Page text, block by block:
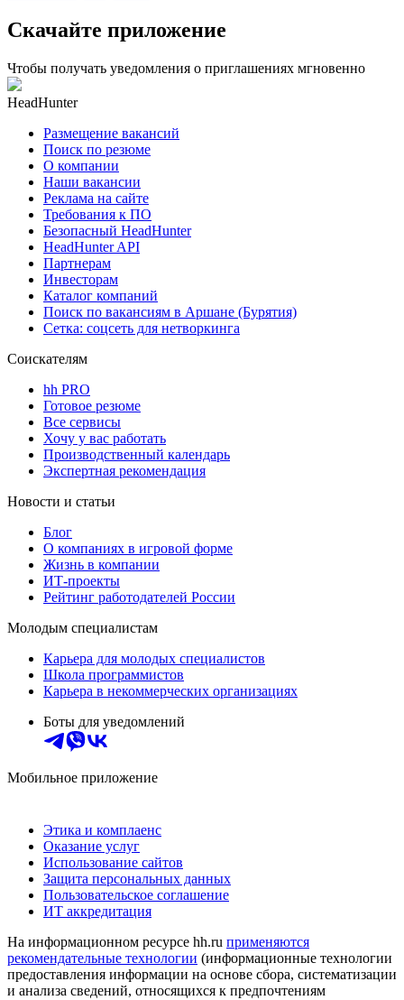
Скачайте приложение
Чтобы получать уведомления о приглашениях мгновенно
HeadHunter
Размещение вакансий
Поиск по резюме
О компании
Наши вакансии
Реклама на сайте
Требования к ПО
Безопасный HeadHunter
HeadHunter API
Партнерам
Инвесторам
Каталог компаний
Поиск по вакансиям в Аршане (Бурятия)
Сетка: соцсеть для нетворкинга
Соискателям
hh PRO
Готовое резюме
Все сервисы
Хочу у вас работать
Производственный календарь
Экспертная рекомендация
Новости и статьи
Блог
О компаниях в игровой форме
Жизнь в компании
ИТ-проекты
Рейтинг работодателей России
Молодым специалистам
Карьера для молодых специалистов
Школа программистов
Карьера в некоммерческих организациях
Боты для уведомлений
Мобильное приложение
Этика и комплаенс
Оказание услуг
Использование сайтов
Защита персональных данных
Пользовательское соглашение
ИТ аккредитация
На информационном ресурсе hh.ru применяются
рекомендательные технологии (информационные технологии
предоставления информации на основе сбора, систематизации
и анализа сведений, относящихся к предпочтениям